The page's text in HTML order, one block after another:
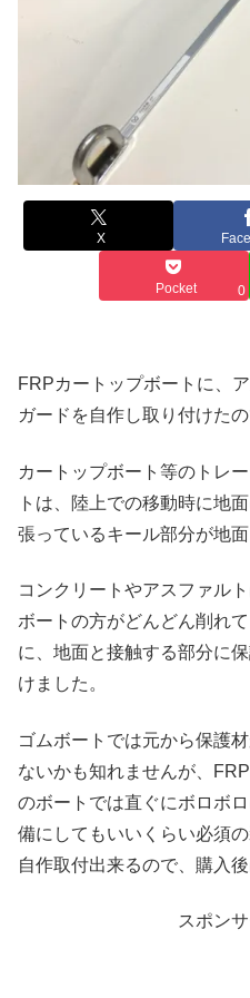
X
Pocket 0
FRPカートップボートに、
ガードを自作し取り付けたの
カートップボート等のトレ
トは、陸上での移動時に地
張っているキール部分が地面
コンクリートやアスファル
ボートの方がどんどん削れ
に、地面と接触する部分に
けました。
ゴムボートでは元から保護
ないかも知れませんが、
のボートでは直ぐにボロボ
備にしてもいいくらい必須
自作取付出来るので、購入
スポン